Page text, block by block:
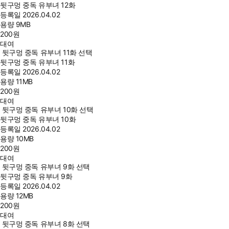
뒷구멍 중독 유부녀 12화
등록일 2026.04.02
용량 9MB
200원
대여
뒷구멍 중독 유부녀 11화 선택
뒷구멍 중독 유부녀 11화
등록일 2026.04.02
용량11MB
200원
대여
뒷구멍 중독 유부녀 10화 선택
뒷구멍 중독 유부녀 10화
등록일 2026.04.02
용량10MB
200원
대여
뒷구멍 중독 유부녀 9화 선택
뒷구멍 중독 유부녀 9화
등록일 2026.04.02
용량12MB
200원
대여
뒷구멍 중독 유부녀 8화 선택